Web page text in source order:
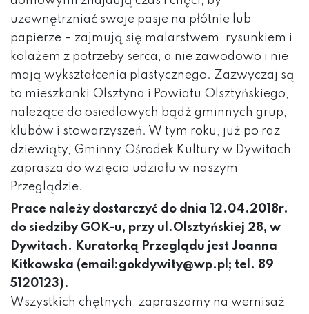
uzewnętrzniać swoje pasje na płótnie lub
papierze – zajmują się malarstwem, rysunkiem i
kolażem z potrzeby serca, a nie zawodowo i nie
mają wykształcenia plastycznego. Zazwyczaj są
to mieszkanki Olsztyna i Powiatu Olsztyńskiego,
należące do osiedlowych bądź gminnych grup,
klubów i stowarzyszeń. W tym roku, już po raz
dziewiąty, Gminny Ośrodek Kultury w Dywitach
zaprasza do wzięcia udziału w naszym
Przeglądzie.
Prace należy dostarczyć do dnia 12.04.2018r.
do siedziby GOK-u, przy ul.Olsztyńskiej 28, w
Dywitach. Kuratorką Przeglądu jest Joanna
Kitkowska (email:gokdywity@wp.pl; tel. 89
5120123).
Wszystkich chętnych, zapraszamy na wernisaż